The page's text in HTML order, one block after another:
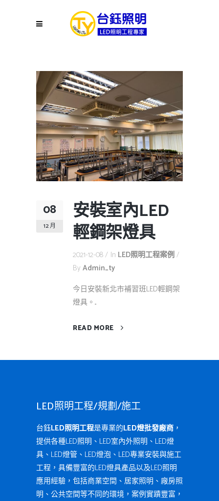
08
12 月
安裝室內LED
輕鋼架燈具
2021-12-08 In LED照明工程案例
By Admin_ty
今日安裝新北市補習班LED輕鋼架
燈具。...
READ MORE
LED照明工程/規劃/施工
台鈺LED照明工程是專業的LED燈批發廠商 ，
提供各種LED照明、LED室內外照明、LED燈
具、LED燈管、LED燈泡、LED專業安裝與施工
工程，具備豐富的LED燈具產品以及LED照明
應用經驗，包括商業空間、居家照明、廠房照
明、公共空間等不同的環境，案例實蹟豐富，